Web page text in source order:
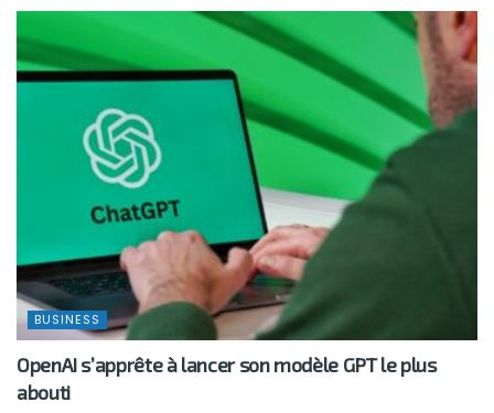
BUSINESS
OpenAI s’apprête à lancer son modèle GPT le plus
abouti